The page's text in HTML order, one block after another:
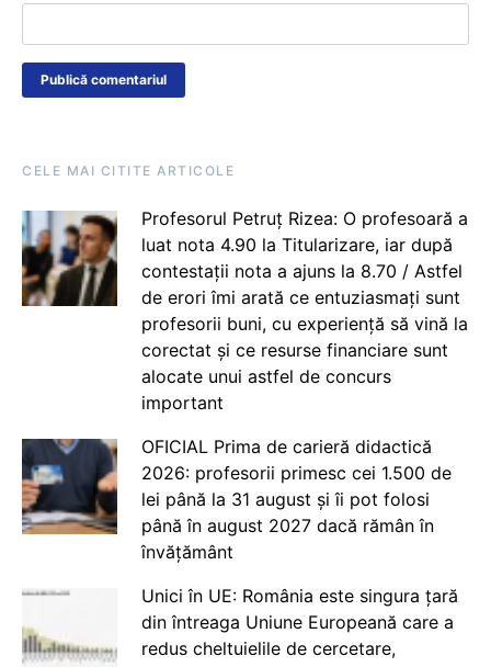
CELE MAI CITITE ARTICOLE
Profesorul Petruț Rizea: O profesoară a
luat nota 4.90 la Titularizare, iar după
contestații nota a ajuns la 8.70 / Astfel
de erori îmi arată ce entuziasmați sunt
profesorii buni, cu experiență să vină la
corectat și ce resurse financiare sunt
alocate unui astfel de concurs
important
OFICIAL Prima de carieră didactică
2026: profesorii primesc cei 1.500 de
lei până la 31 august și îi pot folosi
până în august 2027 dacă rămân în
învățământ
Unici în UE: România este singura țară
din întreaga Uniune Europeană care a
redus cheltuielile de cercetare,